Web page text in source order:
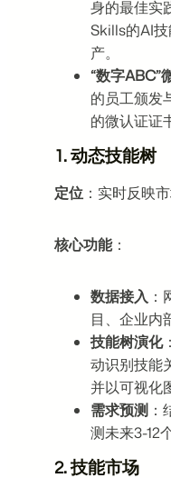
身的最佳实
Skills的AI
产。
“数字ABC”
的员工颁发
的微认证证
1. 动态技能树
定位 ：实时反映
核心功能：
数据接入
目、企业内
技能树演化
动识别技能
并以可视化
需求预测
测未来3-12
2.技能市场